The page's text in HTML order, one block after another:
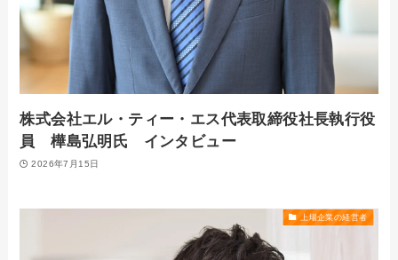
株式会社エル・ティー・エス代表取締役社長執行役
員 樺島弘明氏 インタビュー
2026年7月15日
上場企業の経営者